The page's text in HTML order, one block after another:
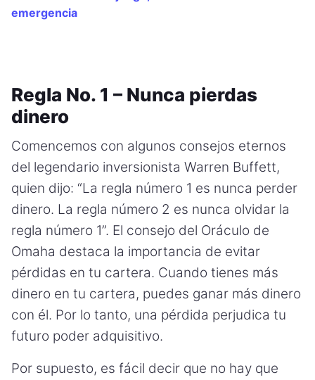
emergencia
Regla No. 1 – Nunca pierdas
dinero
Comencemos con algunos consejos eternos
del legendario inversionista Warren Buffett,
quien dijo: “La regla número 1 es nunca perder
dinero. La regla número 2 es nunca olvidar la
regla número 1”. El consejo del Oráculo de
Omaha destaca la importancia de evitar
pérdidas en tu cartera. Cuando tienes más
dinero en tu cartera, puedes ganar más dinero
con él. Por lo tanto, una pérdida perjudica tu
futuro poder adquisitivo.
Por supuesto, es fácil decir que no hay que